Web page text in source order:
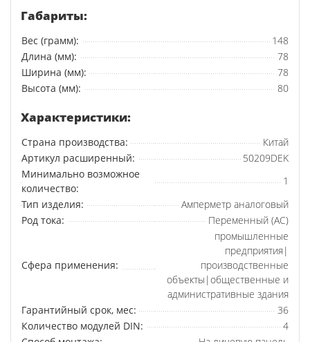
Габариты:
Вес (грамм):
148
Длина (мм):
78
Ширина (мм):
78
Высота (мм):
80
Характеристики:
Страна производства:
Китай
Артикул расширенный:
50209DEK
Минимально возможное
количество:
1
Тип изделия:
Амперметр аналоговый
Род тока:
Переменный (AC)
Сфера применения:
промышленные
предприятия|
производственные
объекты|общественные и
административные здания
Гарантийный срок, мес:
36
Количество модулей DIN:
4